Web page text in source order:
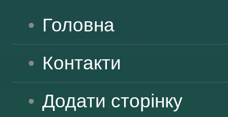
Головна
Контакти
Додати сторінку